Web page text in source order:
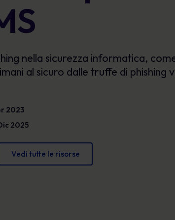
misurabili.
che devi
nella sicurezza informatica,
al sicuro dalle truffe di phishing
2023
2025
Vedi tutte le risorse